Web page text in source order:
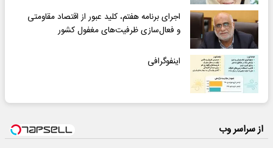
اجرای برنامه هفتم، کلید عبور از اقتصاد مقاومتی
و فعال‌سازی ظرفیت‌های مغفول کشور
اینفوگرافی
از سراسر وب